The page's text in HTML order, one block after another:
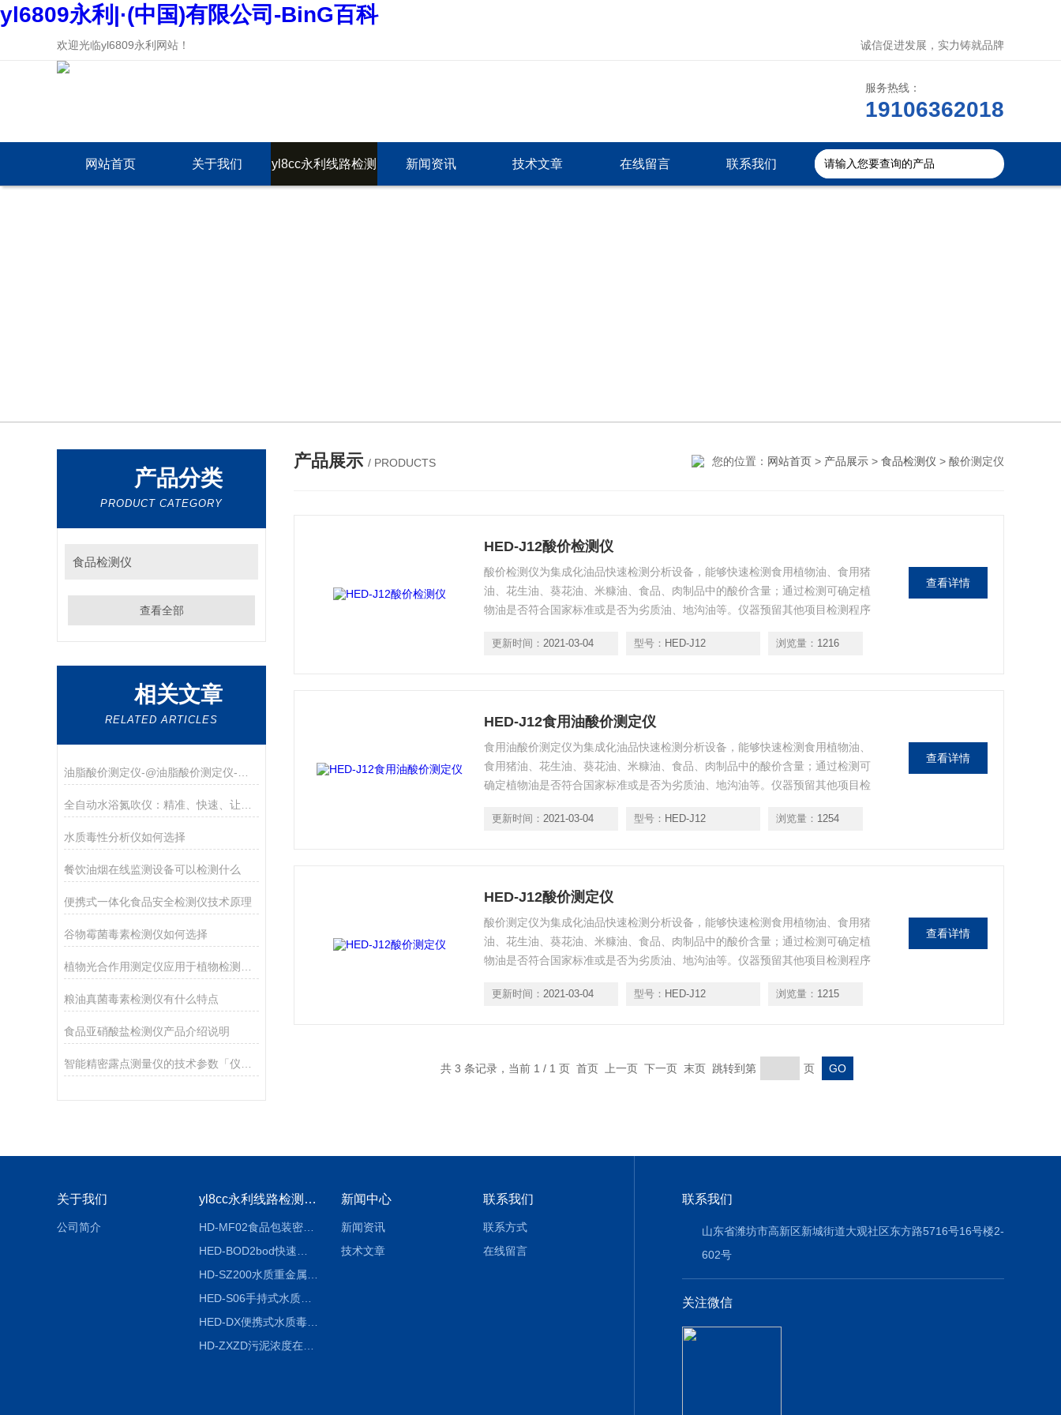
yl6809永利|·(中国)有限公司-BinG百科
欢迎光临yl6809永利网站！ 诚信促进发展，实力铸就品牌
服务热线：
19106362018
网站首页 关于我们 yl8cc永利线路检测 新闻资讯 技术文章 在线留言 联系我们
产品分类
PRODUCT CATEGORY
食品检测仪
查看全部
相关文章
RELATED ARTICLES
水质毒性分析仪如何选择
餐饮油烟在线监测设备可以检测什么
便携式一体化食品安全检测仪技术原理
谷物霉菌毒素检测仪如何选择
粮油真菌毒素检测仪有什么特点
食品亚硝酸盐检测仪产品介绍说明
产品展示 / PRODUCTS 您的位置： 网站首页 > 产品展示 > 食品检测仪 > 酸价测定仪
HED-J12酸价检测仪
酸价检测仪为集成化油品快速检测分析设备，能够快速检测食用植物油、食用猪
油、花生油、葵花油、米糠油、食品、肉制品中的酸价含量；通过检测可确定植
物油是否符合国家标准或是否为劣质油、地沟油等。仪器预留其他项目检测程序
面制品的综合类型仪器。
更新时间： 2021-03-04 型号： HED-J12 浏览量： 1216
查看详情
HED-J12食用油酸价测定仪
食用油酸价测定仪为集成化油品快速检测分析设备，能够快速检测食用植物油、
食用猪油、花生油、葵花油、米糠油、食品、肉制品中的酸价含量；通过检测可
确定植物油是否符合国家标准或是否为劣质油、地沟油等。仪器预留其他项目检
产品、面制品的综合类型仪器。
更新时间： 2021-03-04 型号： HED-J12 浏览量： 1254
查看详情
HED-J12酸价测定仪
酸价测定仪为集成化油品快速检测分析设备，能够快速检测食用植物油、食用猪
油、花生油、葵花油、米糠油、食品、肉制品中的酸价含量；通过检测可确定植
物油是否符合国家标准或是否为劣质油、地沟油等。仪器预留其他项目检测程序
面制品的综合类型仪器。
更新时间： 2021-03-04 型号： HED-J12 浏览量： 1215
查看详情
共 3 条记录，当前 1 / 1 页 首页 上一页 下一页 末页 跳转到第 页
关于我们
公司简介
yl8cc永利线路检测中心
HD-MF02食品包装密封性检测仪
HED-S06手持式水质检测仪
HED-DX便携式水质毒性快速检测仪
HD-ZXZD污泥浓度在线监测仪
新闻中心
新闻资讯
技术文章
联系我们
联系方式
在线留言
联系我们
山东省潍坊市高新区新城街道大观社区东方路5716号16号楼2-
602号
关注微信